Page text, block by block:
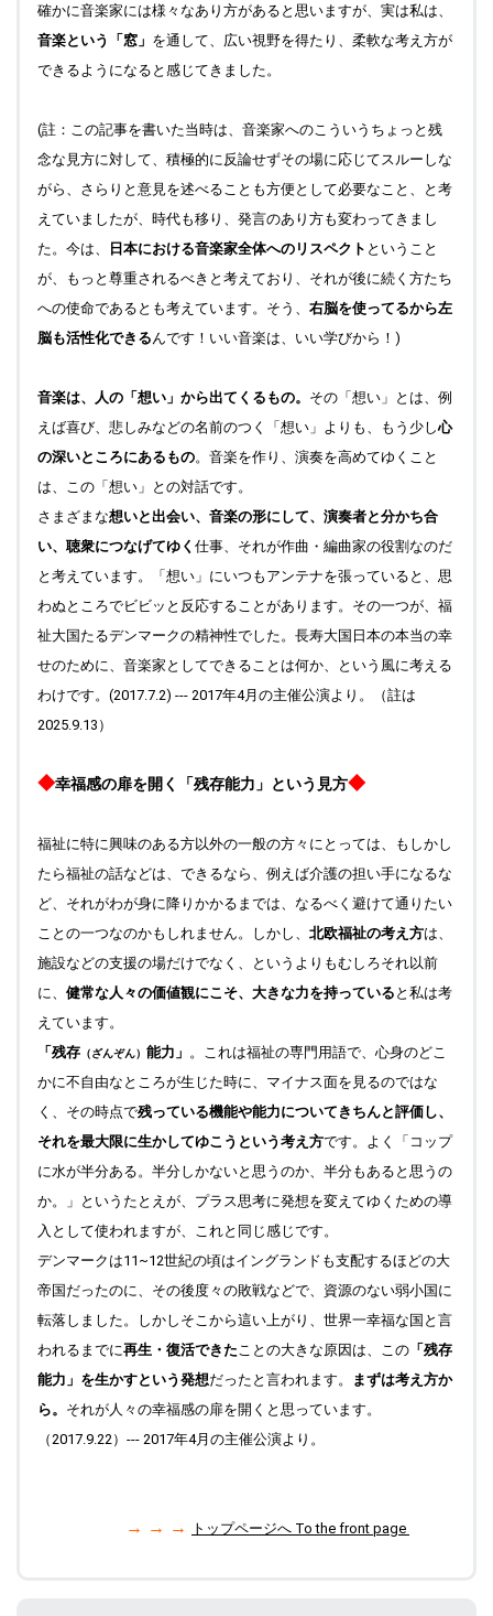
確かに音楽家には様々なあり方があると思いますが、実は私は、
音楽という「窓」 を通して、広い視野を得たり、柔軟な考え方が
できるようになると感じてきました。
(註：この記事を書いた当時は、音楽家へのこういうちょっと残
念な見方に対して、積極的に反論せずその場に応じてスルーしな
がら、さらりと意見を述べることも方便として必要なこと、と考
えていましたが、時代も移り、発言のあり方も変わってきまし
た。今は、
日本における音楽家全体へのリスペクト ということ
が、もっと尊重されるべきと考えており、それが後に続く方たち
への使命であるとも考えています。そう、 右脳を使ってるから左
脳も活性化できる んです！いい音楽は、いい学びから！)
音楽は、人の「想い」から出てくるもの。 その「想い」とは、例
えば喜び、悲しみなどの名前のつく「想い」よりも、もう少し心
の深いところにあるもの。音楽を作り、演奏を高めてゆくこと
は、この「想い」との対話です。
さまざまな想いと出会い、音楽の形にして、演奏者と分かち合
い、聴衆につなげてゆく 仕事、それが作曲・編曲家の役割なのだ
と考えています。「想い」にいつもアンテナを張っていると、思
わぬところでビビッと反応することがあります。その一つが、福
祉大国たるデンマークの精神性でした。長寿大国日本の本当の幸
せのために、音楽家としてできることは何か、という風に考える
わけです。(2017.7.2) --- 2017年4月の主催公演より。（註は
2025.9.13）
◆幸福感の扉を開く「残存能力」という見方◆
福祉に特に興味のある方以外の一般の方々にとっては、もしかし
たら福祉の話などは、できるなら、例えば介護の担い手になるな
ど、それがわが身に降りかかるまでは、なるべく避けて通りたい
ことの一つなのかもしれません。しかし、 北欧福祉の考え方は、
施設などの支援の場だけでなく、というよりもむしろそれ以前
に、 健常な人々の価値観にこそ、大きな力を持っている と私は考
えています。
「残存 （ざんぞん） 能力」 。これは福祉の専門用語で、心身のどこ
かに不自由なところが生じた時に、マイナス面を見るのではな
く、その時点で残っている機能や能力についてきちんと評価し、
それを最大限に生かしてゆこうという考え方です。よく「コップ
に水が半分ある。半分しかないと思うのか、半分もあると思うの
か。」というたとえが、プラス思考に発想を変えてゆくための導
入として使われますが、これと同じ感じです。
デンマークは11~12世紀の頃はイングランドも支配するほどの大
帝国だったのに、その後度々の敗戦などで、資源のない弱小国に
転落しました。しかしそこから這い上がり、世界一幸福な国と言
われるまでに再生・復活できた ことの大きな原因は、この 「残存
能力」を生かすという発想だったと言われます。
まずは考え方か
ら。 それが人々の幸福感の扉を開くと思っています。
（2017.9.22）--- 2017年4月の主催公演より。
→ → → トップページへ To the front page